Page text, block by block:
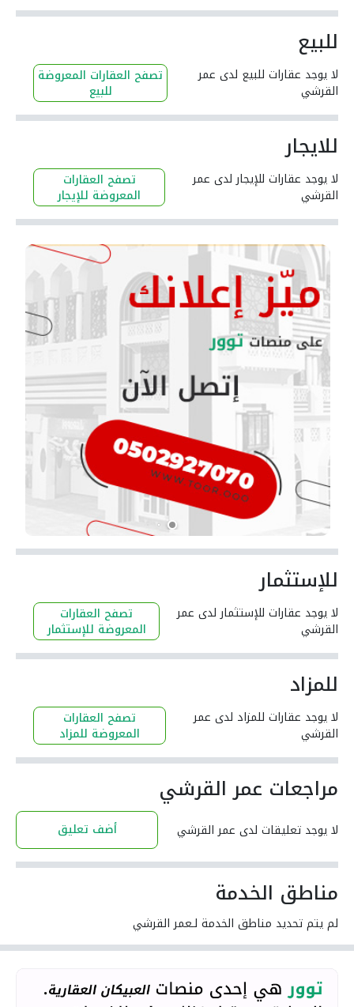
للبيع
لا يوجد عقارات للبيع لدى عمر
القرشي
تصفح العقارات المعروضة
للبيع
للايجار
لا يوجد عقارات للإيجار لدى عمر
القرشي
تصفح العقارات
المعروضة للإيجار
للإستثمار
لا يوجد عقارات للإستثمار لدى عمر
القرشي
تصفح العقارات
المعروضة للإستثمار
للمزاد
لا يوجد عقارات للمزاد لدى عمر
القرشي
تصفح العقارات
المعروضة للمزاد
مراجعات عمر القرشي
لا يوجد تعليقات لدى عمر القرشي أضف تعليق
مناطق الخدمة
لم يتم تحديد مناطق الخدمة لـعمر القرشي